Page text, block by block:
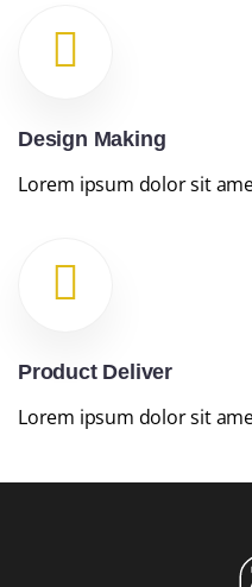
Design Making
Lorem ipsum dolor sit
Product Deliver
Lorem ipsum dolor sit